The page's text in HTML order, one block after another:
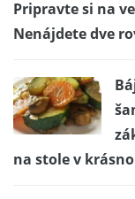
Pripravte si na
Nenájdete dve
na stole v